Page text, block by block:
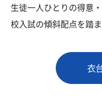
生徒一人ひとりの得意
校入試の傾斜配点を踏
衣